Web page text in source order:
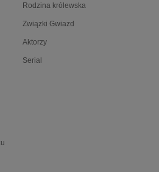
Rodzina królewska
Związki Gwiazd
Aktorzy
Serial